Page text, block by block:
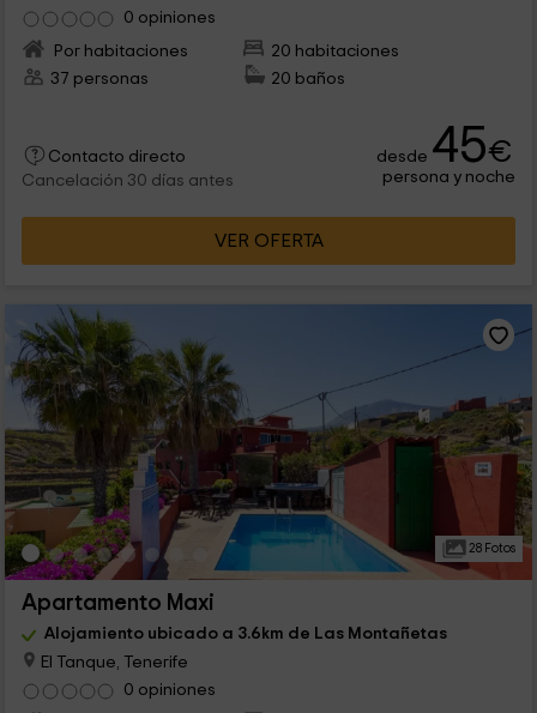
0 opiniones
Por habitaciones
20 habitaciones
37 personas
20 baños
Contacto directo
Cancelación 30 días antes
desde 45€
persona y noche
VER OFERTA
28 Fotos
Apartamento Maxi
Alojamiento ubicado a 3.6km de Las Montañetas
El Tanque, Tenerife
0 opiniones